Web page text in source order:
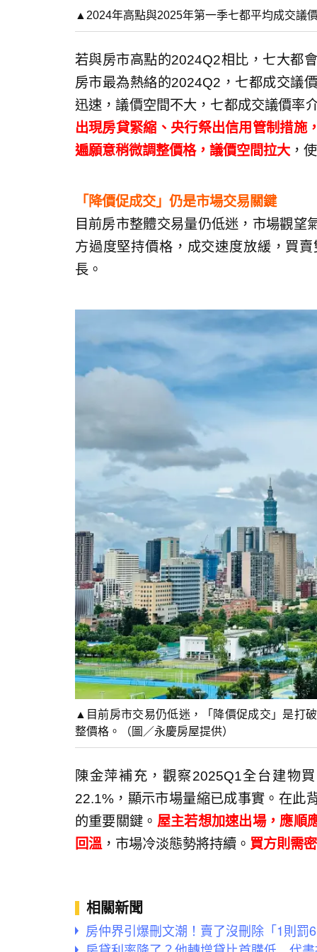
▲2024年高點與2025年第一季七都平均成交議
若與房市高點的2024Q2相比，七大都
房市最為熱絡的2024Q2，七都成交議
迅速，議價空間不大，七都成交議價率
出現房貸緊縮、央行祭出信用管制措施
遍願意稍微調整價格，議價空間拉大，
「降價促成交」仍是市場交易關鍵
目前房市整體交易量仍低迷，市場觀望
方過度堅持價格，成交速度放緩，買
長。
▲目前房市交易仍低迷，「降價促成交」是打
整價格。（圖／永慶房屋提供）
陳金萍補充，觀察2025Q1全台建物
22.1%，顯示市場量縮已成事實。在此
的重要關鍵。 屋主若想加速出場，應順
回溫 ，市場冷淡態勢將持續。 買方則需
相關新聞
房仲界引爆刪文潮！賣了沒刪除「1則